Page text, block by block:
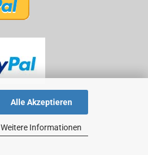
Alle Akzeptieren
Weitere Informationen